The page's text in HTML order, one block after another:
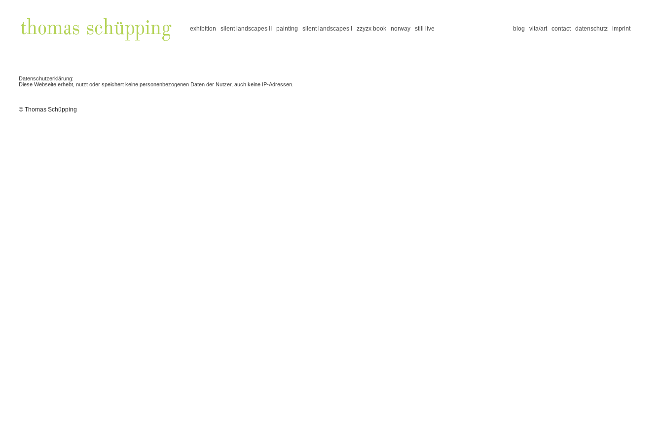
exhibition silent landscapes II painting silent landscapes I zzyzx book norway still live blog vita/art contact datenschutz imprint
Datenschutzerklärung:
Diese Webseite erhebt, nutzt oder speichert keine personenbezogenen Daten der Nutzer, auch keine IP-Adressen.
© Thomas Schüpping